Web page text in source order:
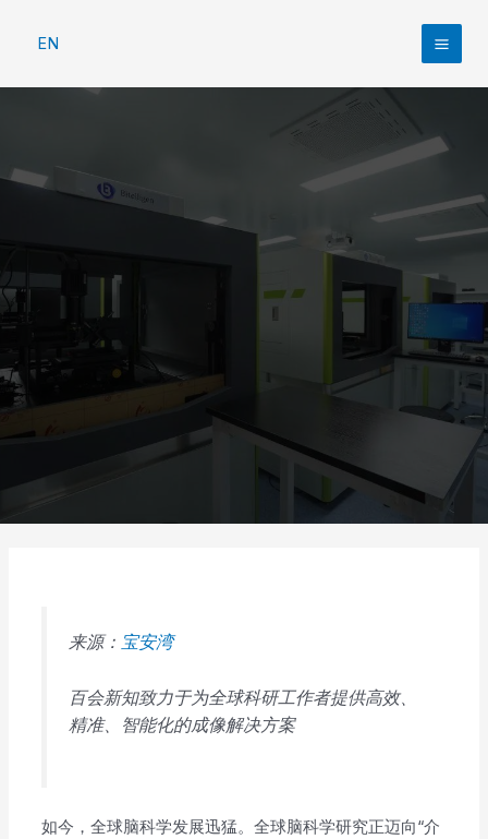
容
EN
来源： 宝安湾
百会新知致力于为全球科研工作者提供高效、
精准、智能化的成像解决方案
如今，全球脑科学发展迅猛。全球脑科学研究正迈向“介